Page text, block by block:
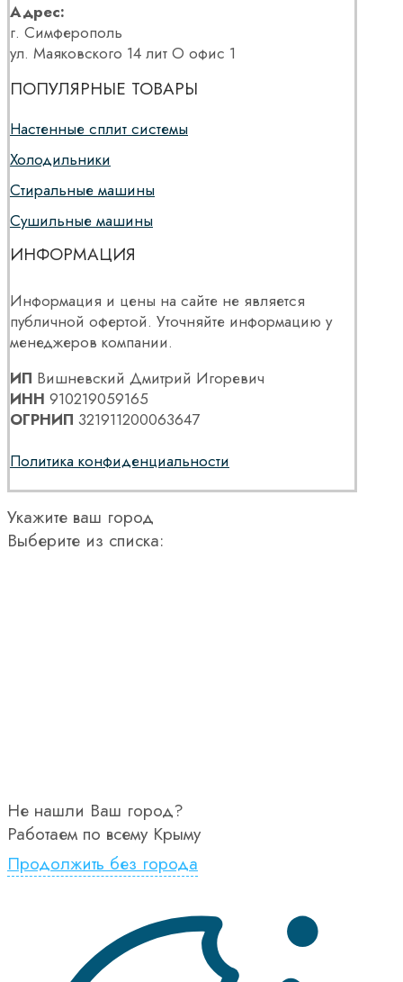
Адрес:
г. Симферополь
ул. Маяковского 14 лит О офис 1
ПОПУЛЯРНЫЕ ТОВАРЫ
Настенные сплит системы
Холодильники
Стиральные машины
Сушильные машины
ИНФОРМАЦИЯ
Информация и цены на сайте не является
публичной офертой. Уточняйте информацию у
менеджеров компании.
ИП Вишневский Дмитрий Игоревич
ИНН 910219059165
ОГРНИП 321911200063647
Политика конфиденциальности
Укажите ваш город
Выберите из списка:
Не нашли Ваш город?
Работаем по всему Крыму
Продолжить без города